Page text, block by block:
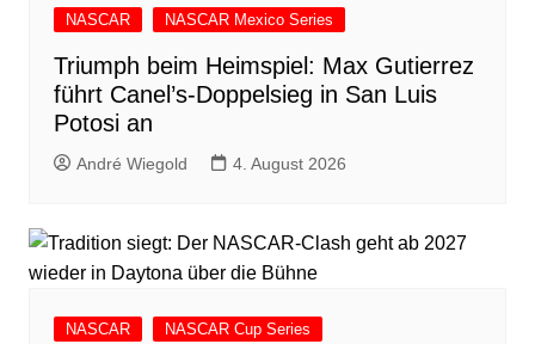
NASCAR NASCAR Mexico Series
Triumph beim Heimspiel: Max Gutierrez
führt Canel’s-Doppelsieg in San Luis
Potosi an
André Wiegold 4. August 2026
NASCAR NASCAR Cup Series